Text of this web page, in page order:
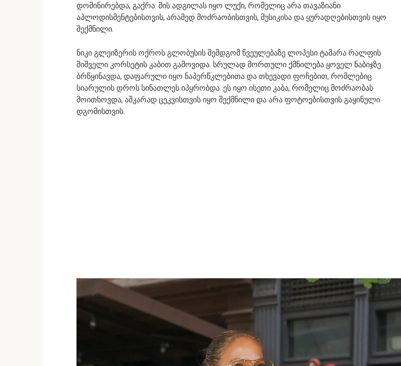
დომინირებდა, გაქრა. მის ადგილას იყო ლუქი, რომელიც არა თავაზიანი
აპლოდისმენტებისთვის, არამედ მოძრაობისთვის, მუსიკისა და ყურადღებისთვის იყო
შექმნილი.
ნიკი გლეიზერის ოქროს გლობუსის შემდგომ წვეულებაზე ლოპესი ტამარა რალფის
შიშველი კორსეტის კაბით გამოვიდა. სრულად მორთული ქმნილება ყოველ ნაბიჯზე
ბრწყინავდა, დაფარული იყო ნაპერწკლებითა და თხევადი ფოჩებით, რომლებიც
სიარულის დროს სინათლეს იპყრობდა. ეს იყო ისეთი კაბა, რომელიც მოძრაობას
მოითხოვდა, აშკარად ცეკვისთვის იყო შექმნილი და არა ფოტოებისთვის გაყინული
დგომისთვის.